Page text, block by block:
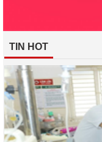
TIN HOT